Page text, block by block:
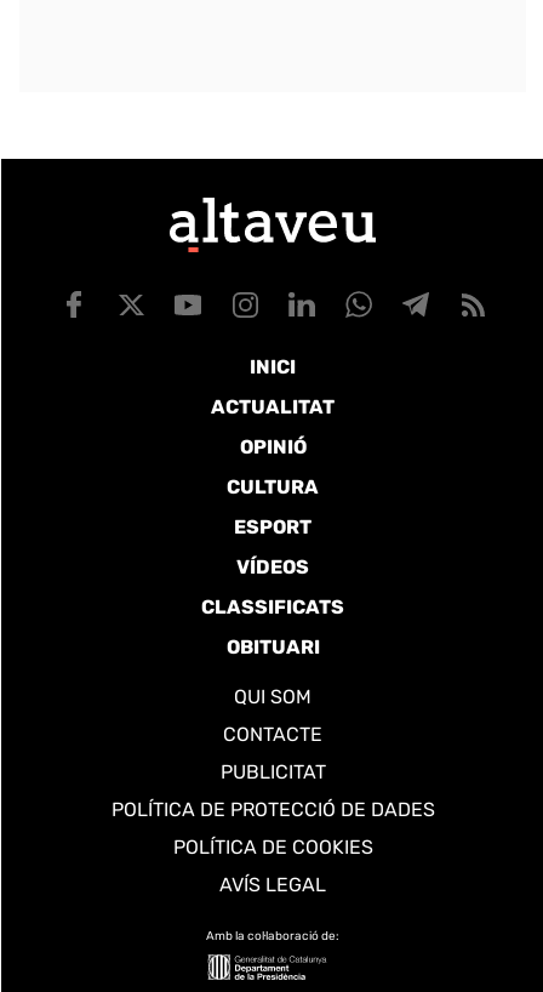
INICI
ACTUALITAT
OPINIÓ
CULTURA
ESPORT
VÍDEOS
CLASSIFICATS
OBITUARI
QUI SOM
CONTACTE
PUBLICITAT
POLÍTICA DE PROTECCIÓ DE DADES
POLÍTICA DE COOKIES
AVÍS LEGAL
Amb la col·laboració de: